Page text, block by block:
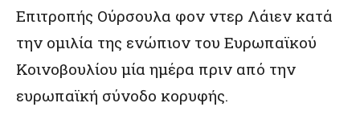
Επιτροπής Ούρσουλα φον ντερ Λάιεν κατά
την ομιλία της ενώπιον του Ευρωπαϊκού
Κοινοβουλίου μία ημέρα πριν από την
ευρωπαϊκή σύνοδο κορυφής.